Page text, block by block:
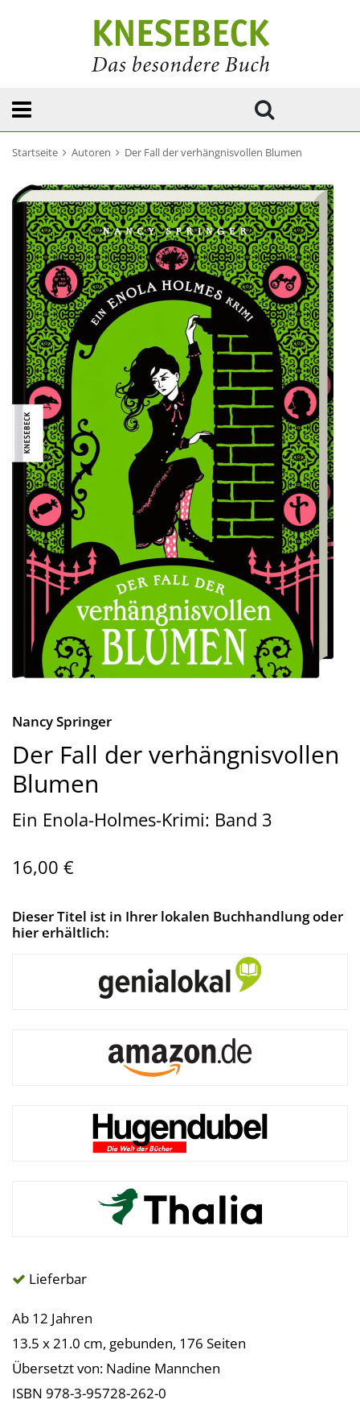
Startseite Autoren Der Fall der verhängnisvollen Blumen
Nancy Springer
Der Fall der verhängnisvollen
Blumen
Ein Enola-Holmes-Krimi: Band 3
16,00 €
Dieser Titel ist in Ihrer lokalen Buchhandlung oder
hier erhältlich:
Lieferbar
Ab 12 Jahren
13.5 x 21.0 cm, gebunden, 176 Seiten
Übersetzt von: Nadine Mannchen
ISBN 978-3-95728-262-0